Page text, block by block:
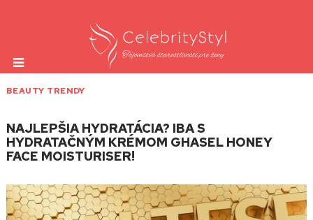
BEAUTY TRENDY
NAJLEPŠIA HYDRATÁCIA? IBA S
HYDRATAČNÝM KRÉMOM GHASEL HONEY
FACE MOISTURISER!